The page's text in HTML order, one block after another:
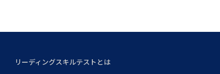
リーディングスキルテストとは